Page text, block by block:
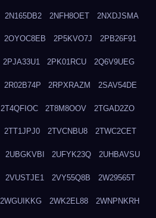
2N165DB2 2NFH8OET 2NXDJSMA
2OYOC8EB 2P5KVO7J 2PB26F91
2PJA33U1 2PK01RCU 2Q6V9UEG
2R02B74P 2RPXRAZM 2SAV54DE
2T4QFIOC 2T8M8OOV 2TGAD2ZO
2TT1JPJ0 2TVCNBU8 2TWC2CET
2UBGKVBI 2UFYK23Q 2UHBAVSU
2VUSTJE1 2VY55Q8B 2W29565T
2WGUIKKG 2WK2EL88 2WNPNKRH